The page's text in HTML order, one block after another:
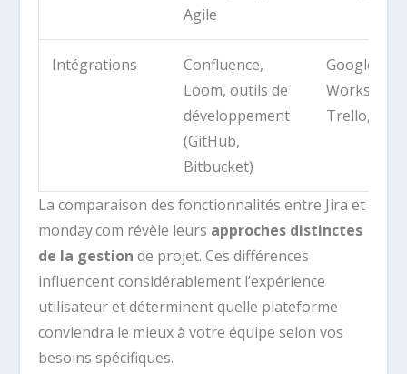
Agile
Intégrations
Confluence,
Loom, outils de
développement
(GitHub,
Bitbucket)
Google
Workspace,
Trello,
La comparaison des fonctionnalités entre Jira et
monday.com révèle leurs approches distinctes
de la gestion de projet. Ces différences
influencent considérablement l’expérience
utilisateur et déterminent quelle plateforme
conviendra le mieux à votre équipe selon vos
besoins spécifiques.